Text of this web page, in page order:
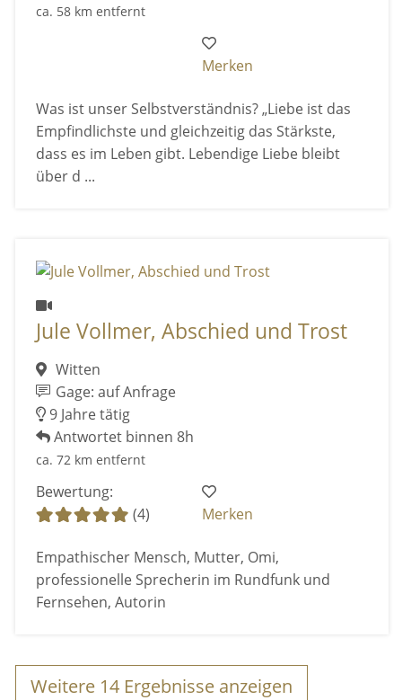
ca. 58 km entfernt
Merken
Was ist unser Selbstverständnis? „Liebe ist das
Empfindlichste und gleichzeitig das Stärkste,
dass es im Leben gibt. Lebendige Liebe bleibt
über d ...
Jule Vollmer, Abschied und Trost
Witten
Gage: auf Anfrage
9 Jahre tätig
Antwortet binnen 8h
ca. 72 km entfernt
Bewertung:
(4)
Merken
Empathischer Mensch, Mutter, Omi,
professionelle Sprecherin im Rundfunk und
Fernsehen, Autorin
Weitere 14 Ergebnisse anzeigen